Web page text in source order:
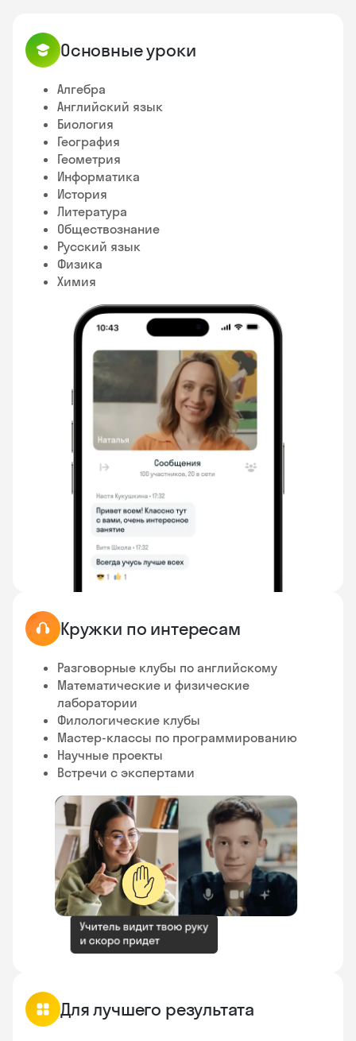
Основные уроки
Алгебра
Английский язык
Биология
География
Геометрия
Информатика
История
Литература
Обществознание
Русский язык
Физика
Химия
Кружки по интересам
Разговорные клубы по английскому
Математические и физические
лаборатории
Филологические клубы
Мастер-классы по программированию
Научные проекты
Встречи с экспертами
✋
Для лучшего результата